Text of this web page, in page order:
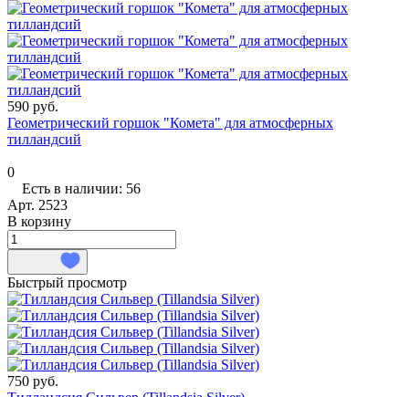
590 руб.
Геометрический горшок "Комета" для атмосферных
тилландсий
0
Есть в наличии: 56
Арт. 2523
В корзину
Быстрый просмотр
750 руб.